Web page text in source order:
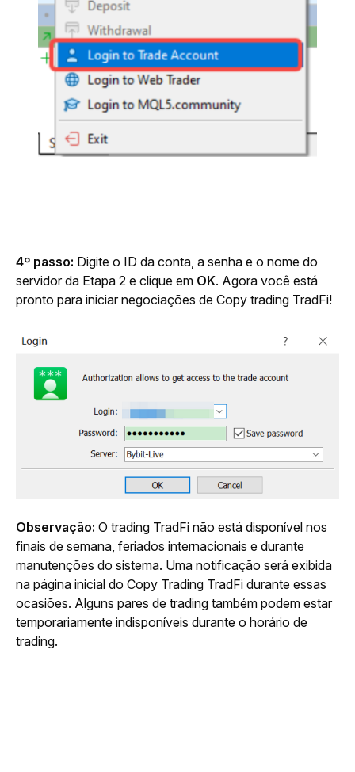
4º passo: Digite o ID da conta, a senha e o nome do
servidor da Etapa 2 e clique em OK. Agora você está
pronto para iniciar negociações de Copy trading TradFi!
Observação: O trading TradFi não está disponível nos
finais de semana, feriados internacionais e durante
manutenções do sistema. Uma notificação será exibida
na página inicial do Copy Trading TradFi durante essas
ocasiões. Alguns pares de trading também podem estar
temporariamente indisponíveis durante o horário de
trading.